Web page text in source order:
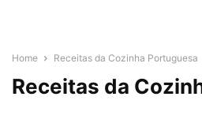
Home Receitas da Cozinha Portuguesa
Receitas da